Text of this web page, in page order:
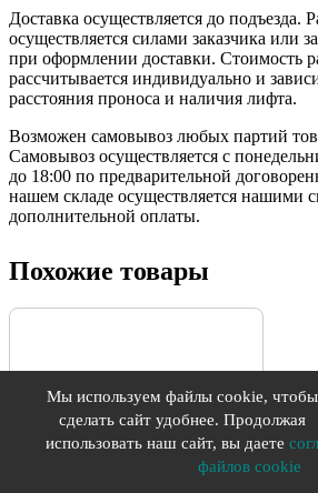
Доставка осуществляется до подъезда.
осуществляется силами заказчика или
при оформлении доставки. Стоимость
рассчитывается индивидуально и
расстояния проноса и наличия лифта.
Возможен самовывоз любых партий
Самовывоз осуществляется с
до 18:00 по предварительной
нашем складе осуществляется нашими
дополнительной оплаты.
Похожие товары
Мы используем файлы cookie, чтобы
сделать сайт удобнее. Продолжая
использовать наш сайт, вы даете
файлов cookie